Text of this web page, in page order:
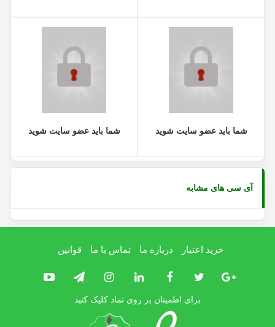
شما باید عضو سایت شوید شما باید عضو سایت شوید
آی سی های مشابه
خرید اعتبار درباره ما تماس با ما قوانین
برای اطمینان بر روی نماد کلیک کنید